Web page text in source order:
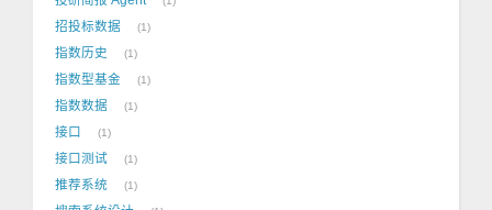
招投标数据 1
指数历史 1
指数型基金 1
指数数据 1
接口 1
接口测试 1
推荐系统 1